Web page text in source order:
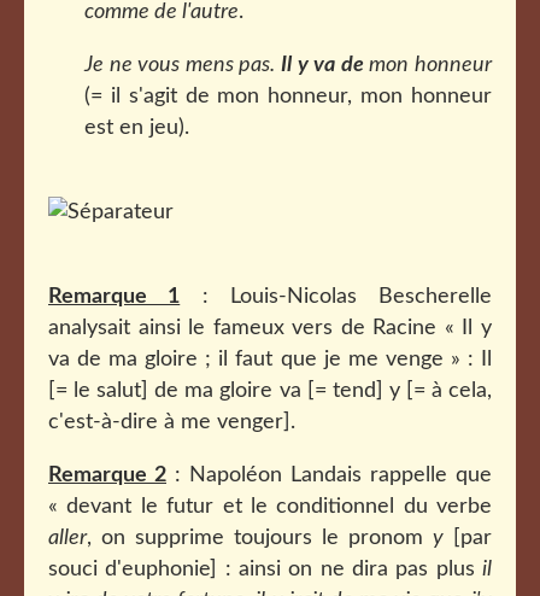
comme de l'autre.
Je ne vous mens pas. Il y va demon honneur
(= il s'agit de mon honneur, mon honneur
est en jeu).
Remarque 1 : Louis-Nicolas Bescherelle
analysait ainsi le fameux vers de Racine « Il y
va de ma gloire ; il faut que je me venge » : Il
[= le salut] de ma gloire va [= tend] y [= à cela,
c'est-à-dire à me venger].
Remarque 2 : Napoléon Landais rappelle que
« devant le futur et le conditionnel du verbe
aller, on supprime toujours le pronom y [par
souci d'euphonie] : ainsi on ne dira pas plus il